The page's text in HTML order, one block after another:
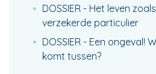
DOSSIER - Het leven
verzekerde particulier
DOSSIER - Een ongeval!
komt tussen?